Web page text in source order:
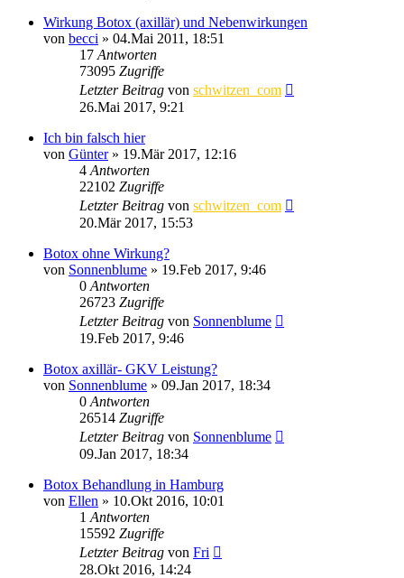
Wirkung Botox (axillär) und Nebenwirkungen
von becci » 04.Mai 2011, 18:51
17 Antworten
73095 Zugriffe
Letzter Beitrag von schwitzen_com
26.Mai 2017, 9:21
Ich bin falsch hier
von Günter» 19.Mär 2017, 12:16
4 Antworten
22102 Zugriffe
Letzter Beitrag von schwitzen_com
20.Mär 2017, 15:53
Botox ohne Wirkung?
von Sonnenblume » 19.Feb 2017, 9:46
0 Antworten
26723 Zugriffe
Letzter Beitrag von Sonnenblume
19.Feb 2017, 9:46
Botox axillär- GKV Leistung?
von Sonnenblume » 09.Jan 2017, 18:34
0 Antworten
26514 Zugriffe
Letzter Beitrag von Sonnenblume
09.Jan 2017, 18:34
Botox Behandlung in Hamburg
von Ellen » 10.Okt 2016, 10:01
1 Antworten
15592 Zugriffe
Letzter Beitrag von Fri
28.Okt 2016, 14:24